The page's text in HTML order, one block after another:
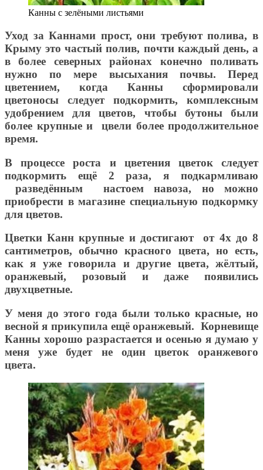
Канны с зелёными листьями
Уход за Каннами прост, они требуют полива, в
Крыму это частый полив, почти каждый день, а
в более северных районах конечно поливать
нужно по мере высыхания почвы. Перед
цветением, когда Канны сформировали
цветоносы следует подкормить, комплексным
удобрением для цветов, чтобы бутоны были
более крупные и цвели более продолжительное
время.
В процессе роста и цветения цветок следует
подкормить ещё 2 раза, я подкармливаю
разведённым настоем навоза, но можно
приобрести в магазине специальную подкормку
для цветов.
Цветки Канн крупные и достигают от 4х до 8
сантиметров, обычно красного цвета, но есть,
как я уже говорила и другие цвета, жёлтый,
оранжевый, розовый и даже появились
двухцветные.
У меня до этого года были только красные, но
весной я прикупила ещё оранжевый. Корневище
Канны хорошо разрастается и осенью я думаю у
меня уже будет не один цветок оранжевого
цвета.